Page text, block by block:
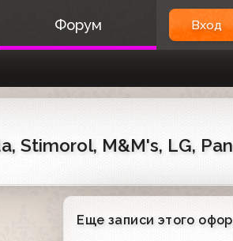
Форум Вход
Stimorol, M&M's, LG,
Еще записи этого